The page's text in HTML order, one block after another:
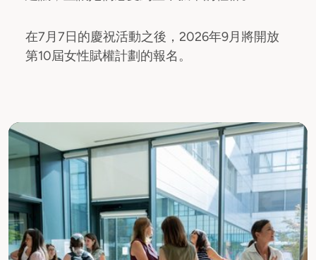
在7月7日的慶祝活動之後，2026年9月將開放
第10屆女性賦權計劃的報名。